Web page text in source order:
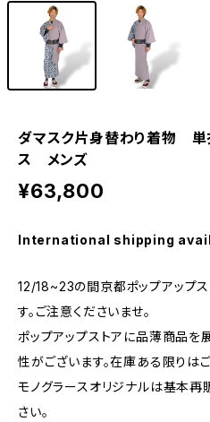
ダマスク片身替わり着物
ス メンズ
¥63,800
International shipping
12/18~23の間京都ポップアップ
す。ご注意くださいませ。
ポップアップストアに品薄商品
性がございます。在庫ある限りは
モノグラースオリジナルは基本再
さい。